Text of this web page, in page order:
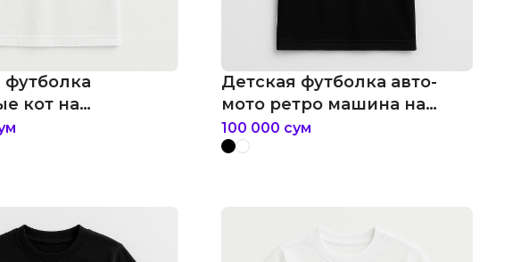
футболка
кот на
Детская футболка авто-
мото ретро машина на
цветном фоне
100 000 сум